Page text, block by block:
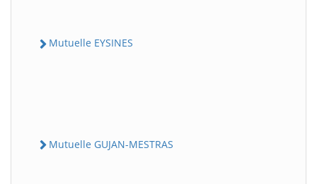
Mutuelle EYSINES
Mutuelle GUJAN-MESTRAS